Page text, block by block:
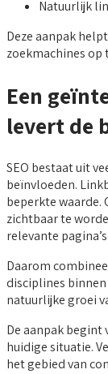
Natuurlijk
Deze aanpak
zoekmachines op
Een
levert de
SEO bestaat uit
beïnvloeden.
beperkte
zichtbaar te
relevante
Daarom
disciplines
natuurlijke groei
De aanpak begint
huidige situatie.
het gebied van